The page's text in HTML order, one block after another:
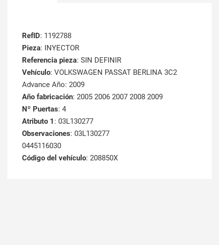
RefID: 1192788
Pieza: INYECTOR
Referencia pieza: SIN DEFINIR
Vehículo: VOLKSWAGEN PASSAT BERLINA 3C2
Advance Año: 2009
Año fabricación: 2005 2006 2007 2008 2009
Nº Puertas: 4
Atributo 1 : 03L130277
Observaciones: 03L130277
0445116030
Código del vehículo: 208850X